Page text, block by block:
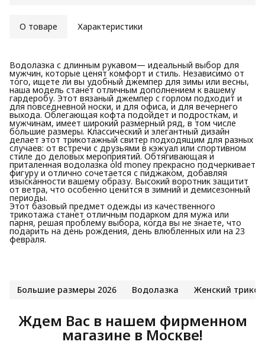
О товаре Характеристики
Водолазка с длинным рукавом— идеальный выбор для
мужчин, которые ценят комфорт и стиль. Независимо от
того, ищете ли вы удобный джемпер для зимы или весны,
наша модель станет отличным дополнением к вашему
гардеробу. Этот вязаный джемпер с горлом подходит и
для повседневной носки, и для офиса, и для вечернего
выхода. Облегающая кофта подойдет и подросткам, и
мужчинам, имеет широкий размерный ряд, в том числе
большие размеры. Классический и элегантный дизайн
делает этот трикотажный свитер подходящим для разных
случаев: от встречи с друзьями в кэжуал или спортивном
стиле до деловых мероприятий. Обтягивающая и
приталенная водолазка old money прекрасно подчеркивает
фигуру и отлично сочетается с пиджаком, добавляя
изысканности вашему образу. Высокий воротник защитит
от ветра, что особенно ценится в зимний и демисезонный
периоды.
Этот базовый предмет одежды из качественного
трикотажа станет отличным подарком для мужа или
парня, решая проблему выбора, когда вы не знаете, что
подарить на день рождения, день влюбленных или на 23
февраля.
Большие размеры 2026 Водолазка Женский
Ждем Вас в нашем фирменном
магазине в Москве!